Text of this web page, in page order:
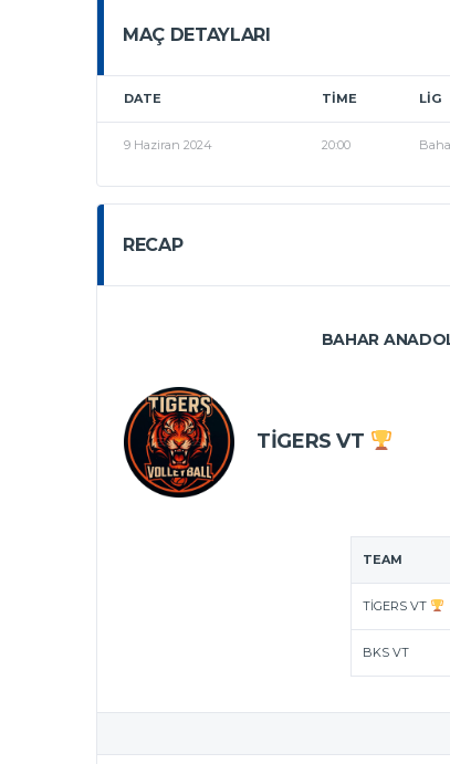
MAÇ DETAYLARI
DATE TIME LIG
9 Haziran 2024 20:00
RECAP
BAHAR
TIGERS VT
TEAM
TIGERS VT
BKS VT